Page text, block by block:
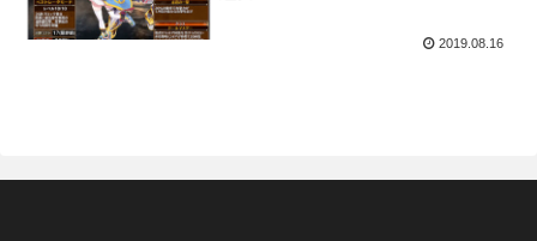
2019.08.16